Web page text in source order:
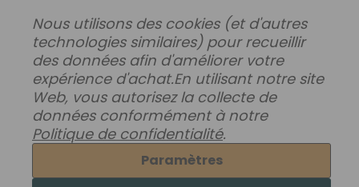
Modifier les préférences de données |
Livraisons, retours et garantie | Confidentialité
Conditions générales
Nous utilisons des cookies (et d'autres
technologies similaires) pour recueillir
des données afin d'améliorer votre
expérience d'achat.En utilisant notre site
Web, vous autorisez la collecte de
données conformément à notre
Politique de confidentialité.
Paramètres